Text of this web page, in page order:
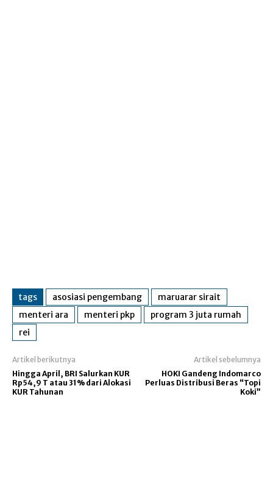
tags asosiasi pengembang
maruarar sirait
menteri ara
menteri pkp
program 3 juta rumah
rei
Artikel berikutnya
Hingga April, BRI Salurkan KUR
Rp54,9 T atau 31% dari Alokasi
KUR Tahunan
Artikel sebelumnya
HOKI Gandeng Indomarco
Perluas Distribusi Beras “Topi
Koki”